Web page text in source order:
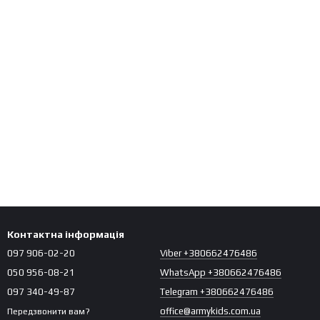
Контактна інформація
097 906-02-20
050 956-08-21
097 340-49-87
Передзвонити вам?
Viber +380662476486
WhatsApp +380662476486
Telegram +380662476486
office@armykids.com.ua